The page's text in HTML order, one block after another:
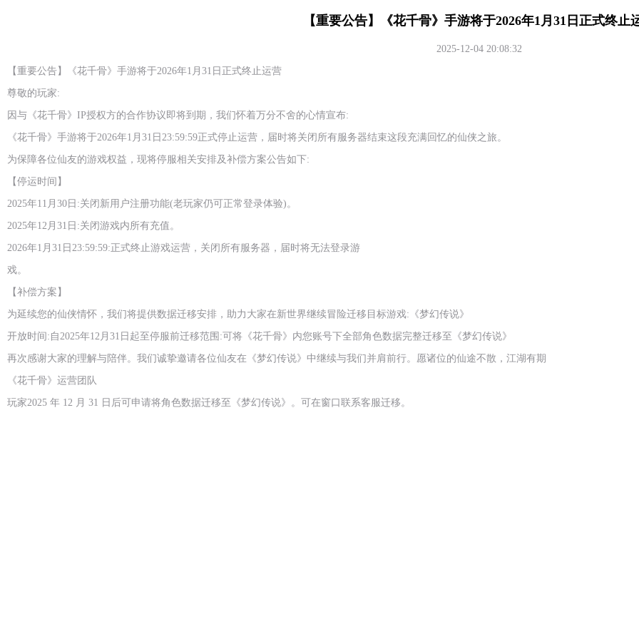
【重要公告】《花千骨》手游将于2026年1月31日正式终止
2025-12-04 20:08:32
【重要公告】《花千骨》手游将于2026年1月31日正式终止运营
尊敬的玩家:
因与《花千骨》IP授权方的合作协议即将到期，我们怀着万分不舍的心情宣布:
《花千骨》手游将于2026年1月31日23:59:59正式停止运营，届时将关闭所有服务器结束这段充满回忆的仙侠之旅。
为保障各位仙友的游戏权益，现将停服相关安排及补偿方案公告如下:
【停运时间】
2025年11月30日:关闭新用户注册功能(老玩家仍可正常登录体验)。
2025年12月31日:关闭游戏内所有充值。
2026年1月31日23:59:59:正式终止游戏运营，关闭所有服务器，届时将无法登录游
戏。
【补偿方案】
为延续您的仙侠情怀，我们将提供数据迁移安排，助力大家在新世界继续冒险迁移目标游戏:《梦幻传说》
开放时间:自2025年12月31日起至停服前迁移范围:可将《花千骨》内您账号下全部角色数据完整迁移至《梦幻传说》
再次感谢大家的理解与陪伴。我们诚挚邀请各位仙友在《梦幻传说》中继续与我们并肩前行。愿诸位的仙途不散，江湖有期
《花千骨》运营团队
玩家2025 年 12 月 31 日后可申请将角色数据迁移至《梦幻传说》。可在窗口联系客服迁移。